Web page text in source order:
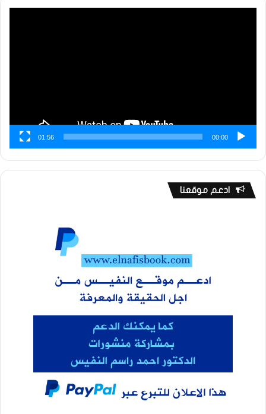
00:00
01:56
ادعم موقعنا